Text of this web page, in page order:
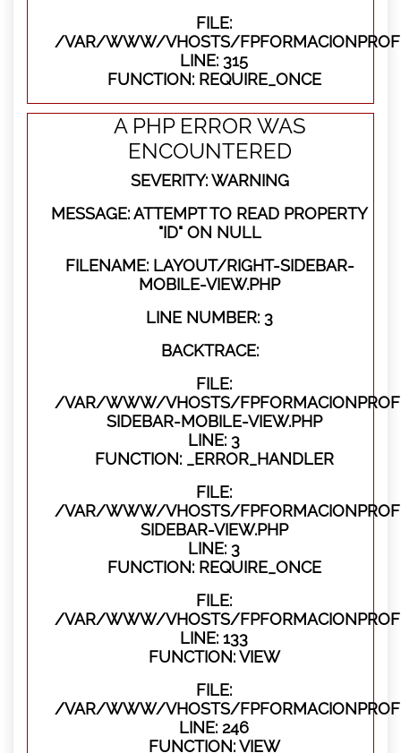
FILE:
/VAR/WWW/VHOSTS/
LINE: 315
FUNCTION: REQUIRE_ONCE
A PHP ERROR WAS
ENCOUNTERED
SEVERITY: WARNING
MESSAGE: ATTEMPT TO READ PROPERTY
"ID" ON NULL
FILENAME: LAYOUT/RIGHT-SIDEBAR-
MOBILE-VIEW.PHP
LINE NUMBER: 3
BACKTRACE:
FILE:
/VAR/WWW/VHOSTS/
SIDEBAR-MOBILE-VIEW.PHP
LINE: 3
FUNCTION: _ERROR_HANDLER
FILE:
/VAR/WWW/VHOSTS/
SIDEBAR-VIEW.PHP
LINE: 3
FUNCTION: REQUIRE_ONCE
FILE:
/VAR/WWW/VHOSTS/
LINE: 133
FUNCTION: VIEW
FILE:
/VAR/WWW/VHOSTS/
LINE: 246
FUNCTION: VIEW